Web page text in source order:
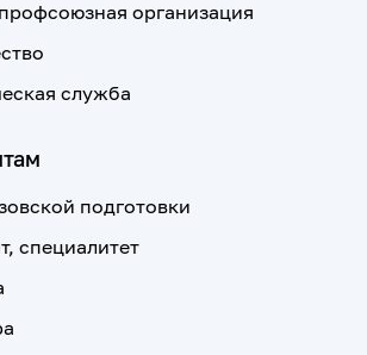
организация
служба
подготовки
специалитет